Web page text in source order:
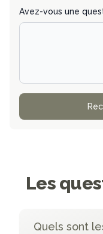
Avez-vous une
Les
Quels sont